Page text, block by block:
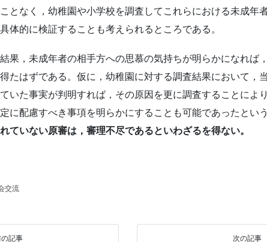
となく，幼稚園や小学校を調査してこれらにおける未成年
体的に検証することも考えられるところである。
果，未成年者の相手方への思慕の気持ちが明らかになれば
たはずである。仮に，幼稚園に対する調査結果において，
いた事実が判明すれば，その原因を更に調査することによ
に配慮すべき事項を明らかにすることも可能であったという
ていない原審は，審理不尽であるといわざるを得ない。
交流
記事 次の記事